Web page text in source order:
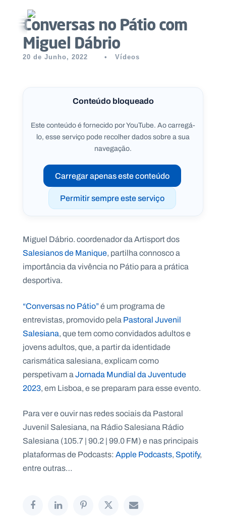
Abrir menu principal
20 de Junho, 2022 • Vídeos
Conversas no Pátio com
Miguel Dábrio
Conteúdo bloqueado
Este conteúdo é fornecido por YouTube. Ao carregá-
lo, esse serviço pode recolher dados sobre a sua
navegação.
Carregar apenas este conteúdo
Permitir sempre este serviço
Miguel Dábrio. coordenador da Artisport dos
Salesianos de Manique, partilha connosco a
importância da vivência no Pátio para a prática
desportiva.
“Conversas no Pátio”é um programa de
entrevistas, promovido pelaPastoral Juvenil
Salesiana, que tem como convidados adultos e
jovens adultos, que, a partir da identidade
carismática salesiana, explicam como
perspetivam aJornada Mundial da Juventude
2023, em Lisboa, e se preparam para esse evento.
Para ver e ouvir nas redes sociais da Pastoral
Juvenil Salesiana, na Rádio Salesiana Rádio
Salesiana (105.7 | 90.2 | 99.0 FM) e nas principais
plataformas de Podcasts:Apple Podcasts,Spotify,
entre outras…
Pesquisar no site
Quem
somos
O
que
fazemos
Recursos
Notícias
P
A
L
N
A
I
N
L
a
l
i
a
n
o
s
.
p
C